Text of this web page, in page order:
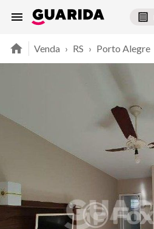
Venda › RS › Porto Alegre